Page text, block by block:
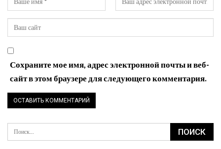
Сохраните мое имя, адрес электронной почты и веб-
сайт в этом браузере для следующего комментария.